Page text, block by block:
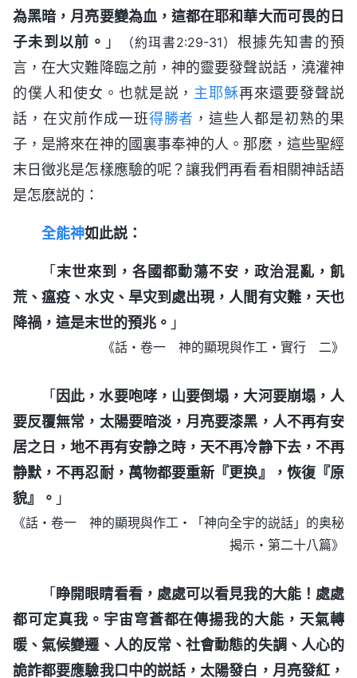
為黑暗，月亮要變為血，這都在耶和華大而可畏的日
子未到以前。 」 （約珥書2:29-31） 根據先知書的預
言，在大灾難降臨之前，神的靈要發聲説話，澆灌神
的僕人和使女。也就是説， 主耶穌再來還要發聲説
話，在灾前作成一班得勝者 ，這些人都是初熟的果
子，是將來在神的國裏事奉神的人。那麽，這些聖經
末日徵兆是怎樣應驗的呢？讓我們再看看相關神話語
是怎麽説的：
全能神如此説：
「末世來到，各國都動蕩不安，政治混亂，飢
荒、瘟疫、水灾、旱灾到處出現，人間有灾難，天也
降禍，這是末世的預兆。 」
《話・卷一 神的顯現與作工・實行 二》
「因此，水要咆哮，山要倒塌，大河要崩塌，人
要反覆無常，太陽要暗淡，月亮要漆黑，人不再有安
居之日，地不再有安静之時，天不再冷静下去，不再
静默，不再忍耐，萬物都要重新『更换』，恢復『原
貌』。 」
《話・卷一 神的顯現與作工・「神向全宇的説話」的奥秘
揭示・第二十八篇》
「睁開眼睛看看，處處可以看見我的大能！處處
都可定真我。宇宙穹蒼都在傳揚我的大能，天氣轉
暖、氣候變遷、人的反常、社會動態的失調、人心的
詭詐都要應驗我口中的説話，太陽發白，月亮發紅，